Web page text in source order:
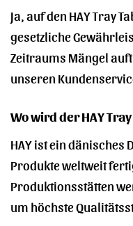
Ja, auf den HAY Tray
gesetzliche
Zeitraums Mängel
unseren
Wo wird der HAY
HAY ist ein dänisches
Produkte weltweit
Produktionsstätten
um höchste